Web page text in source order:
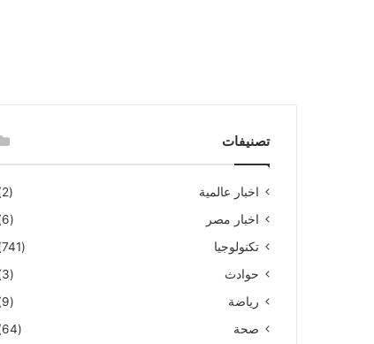
تصنيفات
اخبار عالمية
(2)
اخبار مصر
(6)
تكنولوجيا
(741)
حوادث
(3)
رياضة
(9)
صحة
(64)